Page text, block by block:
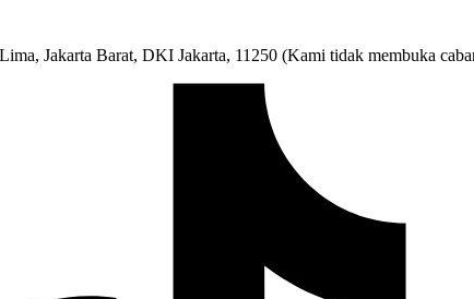
Jakarta Barat, DKI Jakarta, 11250 (Kami tidak membuka